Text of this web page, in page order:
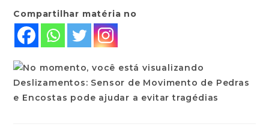
Compartilhar matéria no